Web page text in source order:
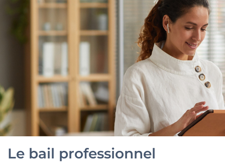
Le bail professionnel